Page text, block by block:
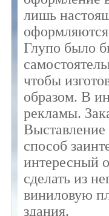
лишь
Глупо было
чтобы
образом. В
рекламы.
способ
интересный
сделать из
виниловую
здания.